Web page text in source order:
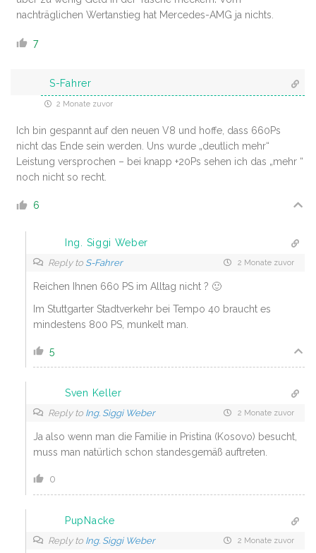
nachträglichen Wertanstieg hat Mercedes-AMG ja nichts.
7
S-Fahrer
2 Monate zuvor
Ich bin gespannt auf den neuen V8 und hoffe, dass 660Ps
nicht das Ende sein werden. Uns wurde „deutlich mehr“
Leistung versprochen – bei knapp +20Ps sehen ich das „mehr “
noch nicht so recht.
6
Ing. Siggi Weber
Reply to S-Fahrer 2 Monate zuvor
Reichen Ihnen 660 PS im Alltag nicht ? 🙂
Im Stuttgarter Stadtverkehr bei Tempo 40 braucht es
mindestens 800 PS, munkelt man.
5
Sven Keller
Reply to Ing. Siggi Weber 2 Monate zuvor
Ja also wenn man die Familie in Pristina (Kosovo) besucht,
muss man natürlich schon standesgemäß auftreten.
0
PupNacke
Reply to Ing. Siggi Weber 2 Monate zuvor